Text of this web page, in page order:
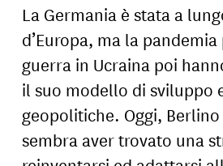
La Germania è stata a
d’Europa, ma la
guerra in Ucraina poi
il suo modello di sviluppo
geopolitiche. Oggi,
sembra aver trovato una